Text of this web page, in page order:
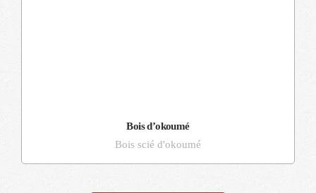
Bois scié d'okoumé
Bois d’okoumé